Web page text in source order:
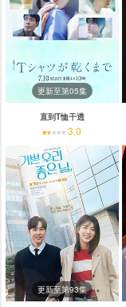
更新至第05集
直到T恤干透
3.0
更新至第93集